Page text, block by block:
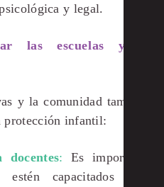
y legal.
las escuelas y la
y la comunidad también
protección infantil:
docentes: Es importante
capacitados para